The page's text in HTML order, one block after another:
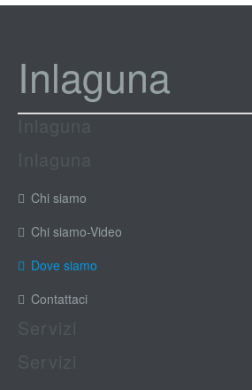
Inlaguna
Chi siamo
Chi siamo-Video
Dove siamo
Contattaci